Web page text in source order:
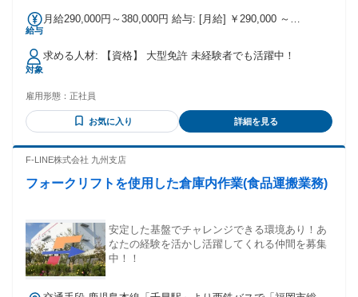
給与
月給290,000円～380,000円 給与: [月給] ￥290,000 ～
当 ・住宅手当 ・交通費 ・無事故手当
対象
求める人材: 【資格】 大型免許 未経験者でも活躍中！
雇用形態： 正社員
お気に入り 詳細を見る
F-LINE株式会社 九州支店
フォークリフトを使用した倉庫内作業(食品運搬業務)
安定した基盤でチャレンジできる環境あり！あ
なたの経験を活かし活躍してくれる仲間を募集
中！！